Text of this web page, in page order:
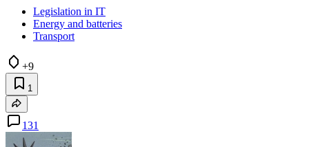
Legislation in IT
Energy and batteries
Transport
+9
1
131